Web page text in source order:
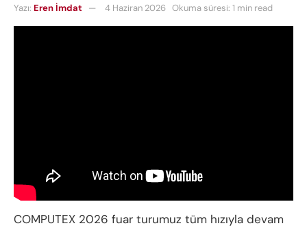
Yazı: Eren İmdat 4 Haziran 2026 Okuma süresi: 1 min read
COMPUTEX 2026 fuar turumuz tüm hızıyla devam